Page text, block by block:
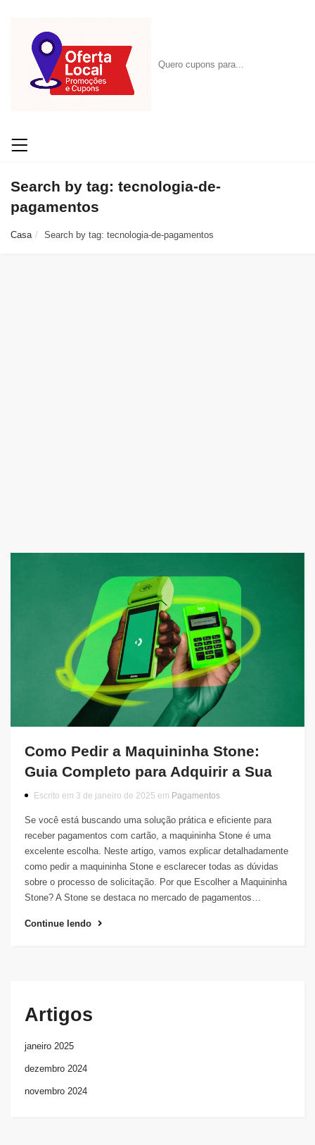
Search by tag: tecnologia-de-
pagamentos
Casa Search by tag: tecnologia-de-pagamentos
Como Pedir a Maquininha Stone:
Guia Completo para Adquirir a Sua
Escrito em 3 de janeiro de 2025 em Pagamentos
Se você está buscando uma solução prática e eficiente para
receber pagamentos com cartão, a maquininha Stone é uma
excelente escolha. Neste artigo, vamos explicar detalhadamente
como pedir a maquininha Stone e esclarecer todas as dúvidas
sobre o processo de solicitação. Por que Escolher a Maquininha
Stone? A Stone se destaca no mercado de pagamentos…
Continue lendo
Artigos
janeiro 2025
dezembro 2024
novembro 2024